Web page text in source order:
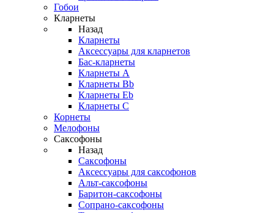
Гобои
Кларнеты
Назад
Кларнеты
Аксессуары для кларнетов
Бас-кларнеты
Кларнеты A
Кларнеты Bb
Кларнеты Eb
Кларнеты С
Корнеты
Мелофоны
Саксофоны
Назад
Саксофоны
Аксессуары для саксофонов
Альт-саксофоны
Баритон-саксофоны
Сопрано-саксофоны